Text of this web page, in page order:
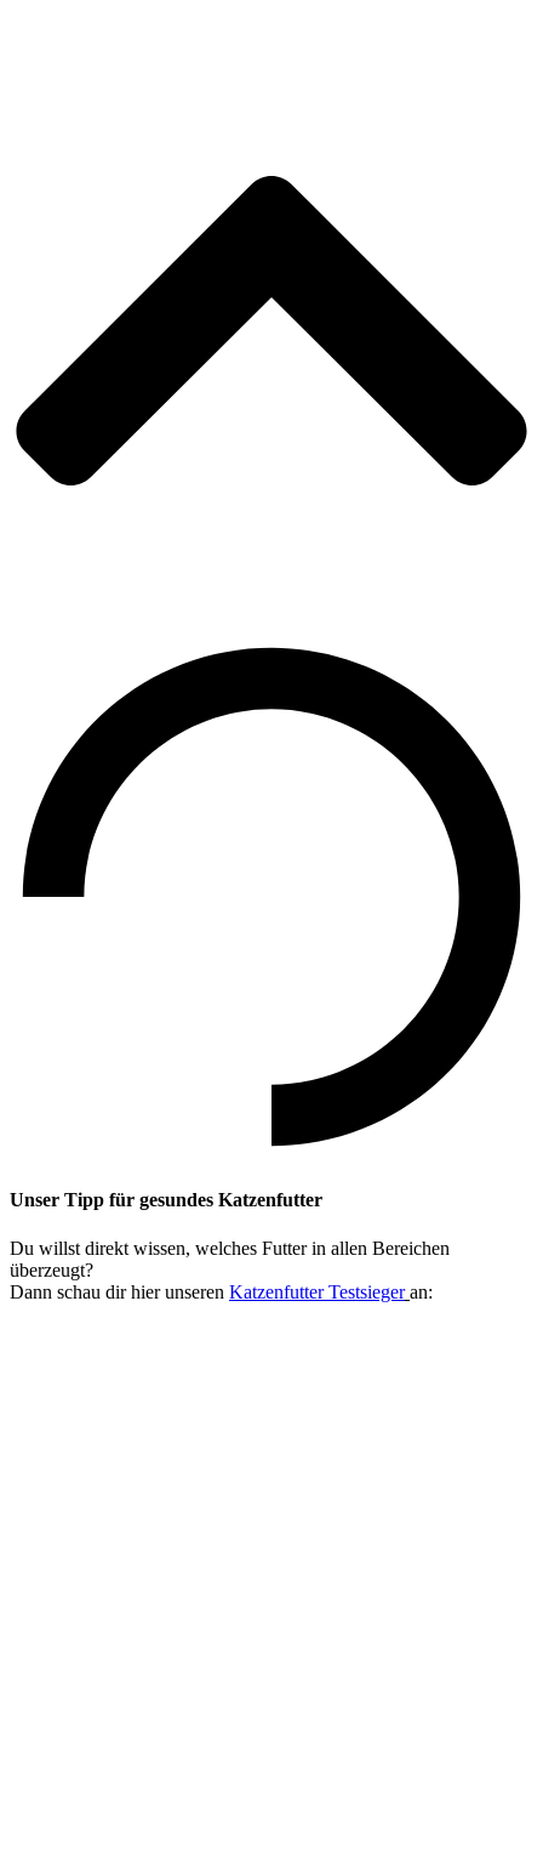
Unser Tipp für gesundes Katzenfutter
Du willst direkt wissen, welches Futter in allen Bereichen
überzeugt?
Dann schau dir hier unseren Katzenfutter Testsieger an: